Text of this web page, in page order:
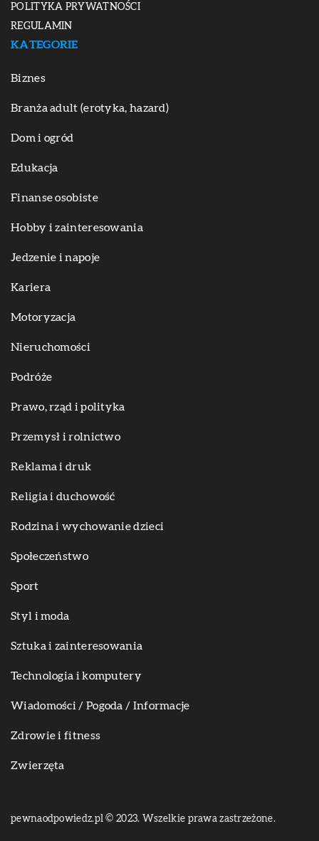
POLITYKA PRYWATNOŚCI
REGULAMIN
KATEGORIE
Biznes
Branża adult (erotyka, hazard)
Dom i ogród
Edukacja
Finanse osobiste
Hobby i zainteresowania
Jedzenie i napoje
Kariera
Motoryzacja
Nieruchomości
Podróże
Prawo, rząd i polityka
Przemysł i rolnictwo
Reklama i druk
Religia i duchowość
Rodzina i wychowanie dzieci
Społeczeństwo
Sport
Styl i moda
Sztuka i zainteresowania
Technologia i komputery
Wiadomości / Pogoda / Informacje
Zdrowie i fitness
Zwierzęta
pewnaodpowiedz.pl © 2023. Wszelkie prawa zastrzeżone.